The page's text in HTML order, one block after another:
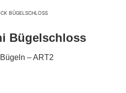
Händler Login
Händler werden
BÜGELSCHLOSS
Bügelschloss
– ART2